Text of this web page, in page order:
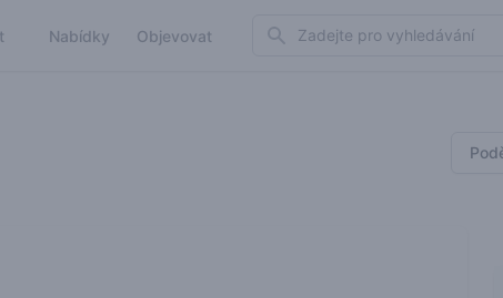
Nabídky Objevovat Search